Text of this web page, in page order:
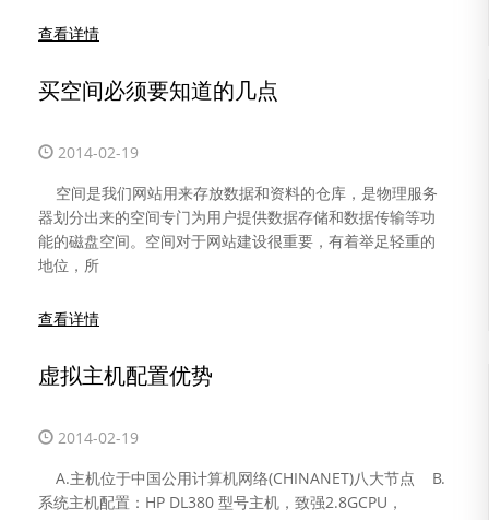
查看详情
买空间必须要知道的几点
2014-02-19
空间是我们网站用来存放数据和资料的仓库，是物理服务
器划分出来的空间专门为用户提供数据存储和数据传输等功
能的磁盘空间。空间对于网站建设很重要，有着举足轻重的
地位，所
查看详情
虚拟主机配置优势
2014-02-19
A.主机位于中国公用计算机网络(CHINANET)八大节点 B.
系统主机配置：HP DL380 型号主机，致强2.8GCPU，